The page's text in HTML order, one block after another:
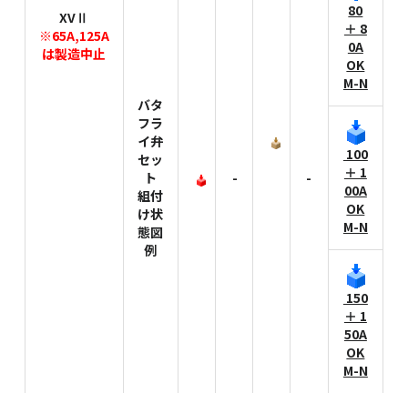
XVⅡ
※65A,125A
は製造中止
バタ
フラ
イ弁
セッ
ト
組付
け状
態図
例
- -
80
＋ 8
0A
OK
M-N
100
＋ 1
00A
OK
M-N
150
＋ 1
50A
OK
M-N